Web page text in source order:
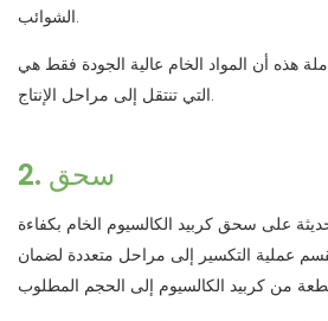
الشوائب.
هذه أن المواد الخام عالية الجودة فقط هي
التي تنتقل إلى مراحل الإنتاج.
2. سحق
على سحق كربيد الكالسيوم الخام بكفاءة
عملية التكسير إلى مراحل متعددة لضمان